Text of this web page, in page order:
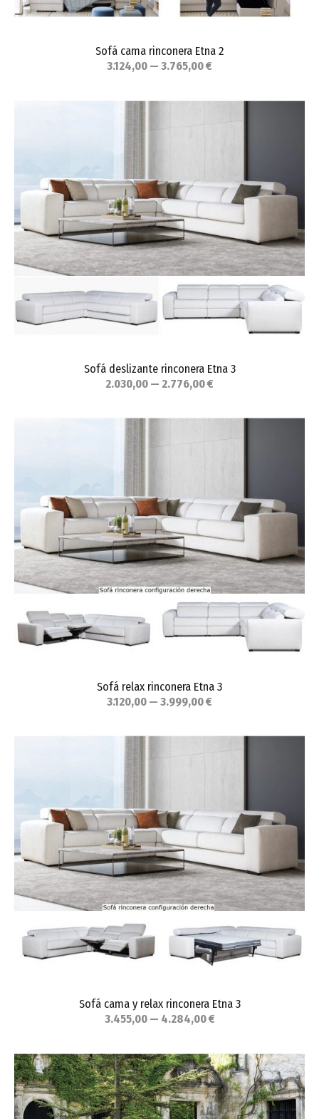
Sofá cama rinconera Etna 2
3.124,00 — 3.765,00 €
Sofá deslizante rinconera Etna 3
2.030,00 — 2.776,00 €
Sofá relax rinconera Etna 3
3.120,00 — 3.999,00 €
Sofá cama y relax rinconera Etna 3
3.455,00 — 4.284,00 €